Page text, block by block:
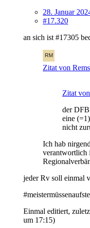
28. Januar
#17.320
an sich ist #17305
Zitat von
Zitat
der
eine
nicht
Ich hab
verantwortlich
jeder Rv soll einmal
Einmal editiert,
um 17:15)